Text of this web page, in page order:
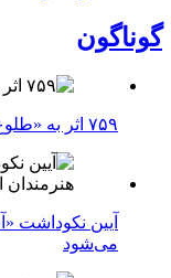
گوناگون
۷۵۹ اثر به «طلوع ماه» رسید
آیین نکوداشت
می‌شود